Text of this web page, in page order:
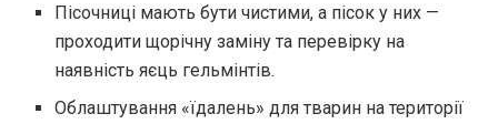
Пісочниці мають бути чистими, а пісок у них —
проходити щорічну заміну та перевірку на
наявність яєць гельмінтів.
Облаштування «їдалень» для тварин на території